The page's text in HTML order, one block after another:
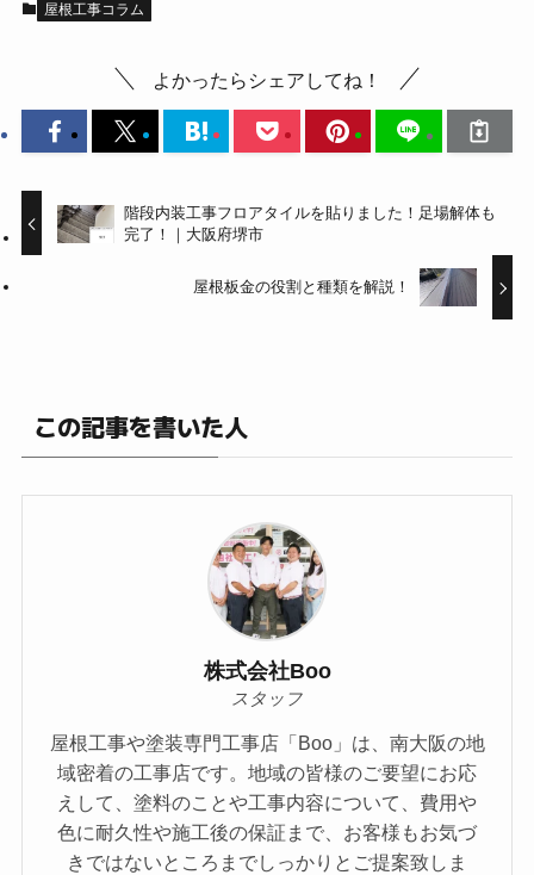
屋根工事コラム
よかったらシェアしてね！
階段内装工事フロアタイルを貼りました！足場解体も
完了！｜大阪府堺市
屋根板金の役割と種類を解説！
この記事を書いた人
株式会社Boo
スタッフ
屋根工事や塗装専門工事店「Boo」は、南大阪の地
域密着の工事店です。地域の皆様のご要望にお応
えして、塗料のことや⼯事内容について、費⽤や
⾊に耐久性や施⼯後の保証まで、お客様もお気づ
きではないところまでしっかりとご提案致しま